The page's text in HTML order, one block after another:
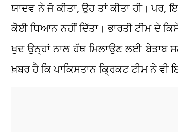
ਯਾਦਵ ਨੇ ਜੋ ਕੀਤਾ, ਉਹ ਤਾਂ ਕੀਤਾ ਹੀ। ਪਰ,
ਕੋਈ ਧਿਆਨ ਨਹੀਂ ਦਿੱਤਾ। ਭਾਰਤੀ ਟੀਮ ਦੇ
ਖੁਦ ਉਨ੍ਹਾਂ ਨਾਲ ਹੱਥ ਮਿਲਾਉਣ ਲਈ ਬੇਤਾਬ
ਖ਼ਬਰ ਹੈ ਕਿ ਪਾਕਿਸਤਾਨ ਕ੍ਰਿਕਟ ਟੀਮ ਨੇ